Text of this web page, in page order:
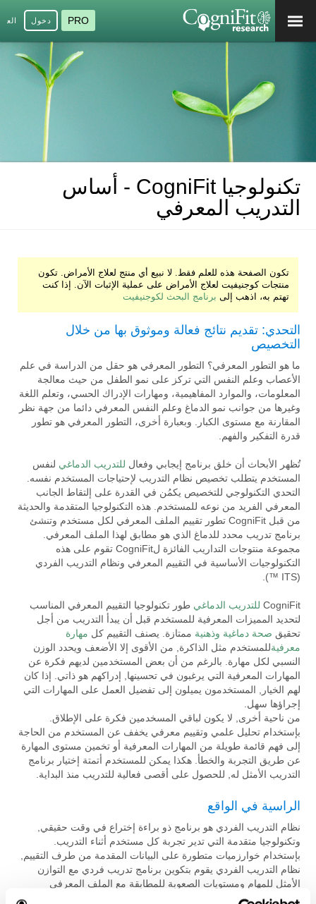
PRO دخول
تكنولوجيا CogniFit - أساس
التدريب المعرفي
تكون الصفحة هذه للعلم فقط. لا نبيع أي منتج لعلاج الأمراض. تكون
منتجات كوجنيفيت لعلاج الأمراض على عملية الإثبات الآن. إذا كنت
تهتم به، اذهب إلى برنامج البحث لكوجنيفيت
التحدي: تقديم نتائج فعالة وموثوق بها من خلال
التخصيص
ما هو التطور المعرفي؟ التطور المعرفي هو حقل من الدراسة في علم
الأعصاب وعلم النفس التي تركز على نمو الطفل من حيث معالجة
المعلومات، والموارد المفاهيمية، ومهارات الإدراك الحسي، وتعلم اللغة
وغيرها من جوانب نمو الدماغ وعلم النفس المعرفي دائما من جهة نظر
المقارنة مع مستوى الكبار. وبعبارة أخرى، التطور المعرفي هو تطور
قدرة التفكير والفهم.
تُظهر الأبحاث أن خلق برنامج إيجابي وفعال للتدريب الدماغي لنفس
المستخدم يتطلب تخصيص نظام التدريب لإحتياجات المستخدم نفسه.
التحدي التكنولوجي للتخصيص يكمُن في القدرة على إلتقاط الجانب
المعرفي الفريد من نوعه للمستخدم. هذه التكنولوجيا المتقدمة والحديثة
من قبل CogniFit تطور تقييم الملف المعرفي لكل مستخدم وتنشئ
برنامج تدريب محدد للدماغ الذي هو مطابق لهذا الملف المعرفي.
مجموعة منتوجات التداريب الفائزة لCogniFit تقوم على هذه
التكنولوجيات الأساسية في التقييم المعرفي ونظام التدريب الفردي
(ITS ™).
CogniFit للتدريب الدماغي طور تكنولوجيا التقييم المعرفي المناسب
لتحديد المميزات المعرفية للمستخدم قبل أن يبدأ التدريب من أجل
تحقيق صحة دماغية وذهنية ممتازة. يصنف التقييم كل مهارة
معرفيةللمستخدم مثل الذاكرة, من الأقوى إلا الأضعف ويحدد الوزن
النسبي لكل مهارة. بالرغم من أن بعض المستخدمين لديهم فكرة عن
المهارات المعرفية التي يرغبون في تحسينها, إدراكهم هو ذاتي. إذا كان
لهم الخيار, المستخدمون يميلون إلى تفضيل العمل على المهارات التي
إجراؤها سهل.
من ناحية أخرى, لا يكون لباقي المسخدمين فكرة على الإطلاق.
بإستخدام تحليل علمي وتقييم معرفي يخفف عن المستخدم من الحاجة
إلى فهم قائمة طويلة من المهارات المعرفية أو تخمين مستوى المهارة
عن طريق التجربة والخطأ. هكذا يمكن للمستخدم أتمتة إختيار برنامج
التدريب الأمثل له, للحصول على أقصى فعالية للتدريب منذ البداية.
الراسية في الواقع
نظام التدريب الفردي هو برنامج ذو براءة إختراع في وقت حقيقي,
وتكنولوجيا متقدمة التي تدير تجربة كل مستخدم أثناء التدريب.
بإستخدام خوارزميات متطورة على البيانات المقدمة من طرف التقييم,
نظام التدريب الفردي يقوم بتكوين برنامج تدريب فردي مع التوازن
الأمثل للمهام ومستويات الصعوبة للمطابقة مع الملف المعرفي
للمستخدم ويضمن بهذه الطريقة التطور المعرفي. نظام التدريب